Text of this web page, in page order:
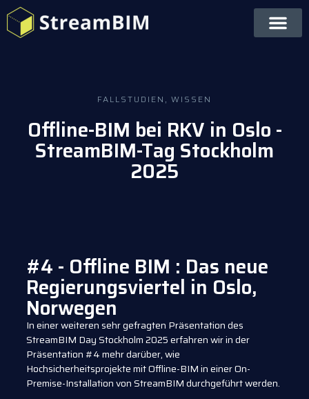
FALLSTUDIEN , WISSEN
Offline-BIM bei RKV in Oslo -
StreamBIM-Tag Stockholm
2025
#4 - Offline BIM : Das neue
Regierungsviertel in Oslo,
Norwegen
In einer weiteren sehr gefragten Präsentation des
StreamBIM Day Stockholm 2025 erfahren wir in der
Präsentation #4 mehr darüber, wie
Hochsicherheitsprojekte mit Offline-BIM in einer On-
Premise-Installation von StreamBIM durchgeführt werden.